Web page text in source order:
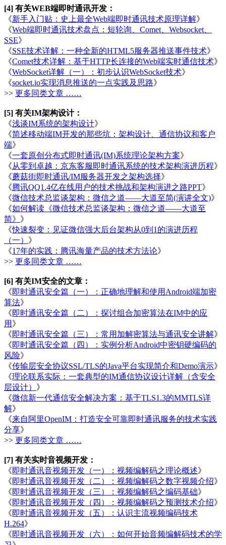
[4] 有关WEB端即时通讯开发：
《新手入门贴：史上最全Web端即时通讯技术原理详解》
《Web端即时通讯技术盘点：短轮询、Comet、Websocket、
SSE》
《SSE技术详解：一种全新的HTML5服务器推送事件技术》
《Comet技术详解：基于HTTP长连接的Web端实时通信技术》
《WebSocket详解（一）：初步认识WebSocket技术》
《socket.io实现消息推送的一点实践及思路》
>> 更多同类文章 ……
[5] 有关IM架构设计：
《浅谈IM系统的架构设计》
《简述移动端IM开发的那些坑：架构设计、通信协议和客户
端》
《一套原创分布式即时通讯(IM)系统理论架构方案》
《从零到卓越：京东客服即时通讯系统的技术架构演进历程》
《蘑菇街即时通讯/IM服务器开发之架构选择》
《腾讯QQ1.4亿在线用户的技术挑战和架构演进之路PPT》
《微信技术总监谈架构：微信之道——大道至简(演讲全文)》
《如何解读《微信技术总监谈架构：微信之道——大道至
简》 》
《快速裂变：见证微信强大后台架构从0到1的演进历程
（一） 》
《17年的实践：腾讯海量产品的技术方法论》
>> 更多同类文章 ……
[6] 有关IM安全的文章：
《即时通讯安全篇（一）：正确地理解和使用Android端加密
算法》
《即时通讯安全篇（二）：探讨组合加密算法在IM中的应
用 》
《即时通讯安全篇（三）：常用加解密算法与通讯安全讲解》
《即时通讯安全篇（四）：实例分析Android中密钥硬编码的
风险》
《传输层安全协议SSL/TLS的Java平台实现简介和Demo演示》
《理论联系实际：一套典型的IM通信协议设计详解（含安全
层设计） 》
《微信新一代通信安全解决方案：基于TLS1.3的MMTLS详
解》
《来自阿里OpenIM：打造安全可靠即时通讯服务的技术实践
分享》
>> 更多同类文章 ……
[7] 有关实时音视频开发：
《即时通讯音视频开发（一）：视频编解码之理论概述》
《即时通讯音视频开发（二）：视频编解码之数字视频介绍》
《即时通讯音视频开发（三）：视频编解码之编码基础》
《即时通讯音视频开发（四）：视频编解码之预测技术介绍》
《即时通讯音视频开发（五）：认识主流视频编码技术
H.264》
《即时通讯音视频开发（六）：如何开始音频编解码技术的学